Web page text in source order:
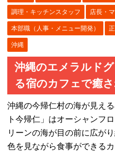
調理・キッチンスタッフ 店長・
本部職（人事・メニュー開発）
沖縄
沖縄のエメラルド
る宿のカフェで癒
沖縄の今帰仁村の海が見え
ト今帰仁」はオーシャンフ
リーンの海が目の前に広が
色を見ながら食事ができる